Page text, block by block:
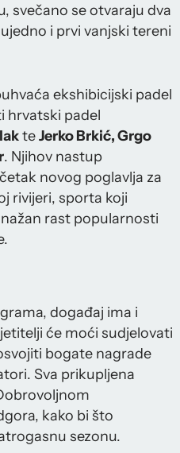
svečano se otvaraju dva
i prvi vanjski tereni
ekshibicijski padel
hrvatski padel
teJerko Brkić, Grgo
. Njihov nastup
novog poglavlja za
rivijeri, sporta koji
rast popularnosti
događaj ima i
će moći sudjelovati
bogate nagrade
Sva prikupljena
kako bi što
sezonu.